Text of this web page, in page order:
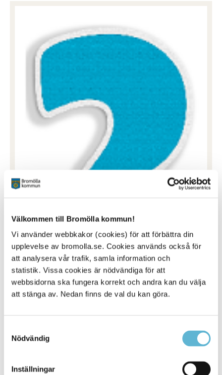
Välkommen till Bromölla kommun!
Vi använder webbkakor (cookies) för att förbättra din
upplevelse av bromolla.se. Cookies används också för
att analysera vår trafik, samla information och
statistik. Vissa cookies är nödvändiga för att
webbsidorna ska fungera korrekt och andra kan du välja
att stänga av. Nedan finns de val du kan göra.
Nödvändig
Inställningar
Vi ska eller har separerat. Behöver
Ja, ni behöver meddela detta till handläggare på